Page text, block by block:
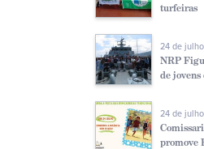
turfeiras
24 de julho
NRP
de jovens
24 de julho
promove